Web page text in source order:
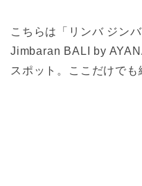
こちらは「リンバ ジン
Jimbaran BALI by
スポット。ここだけでも